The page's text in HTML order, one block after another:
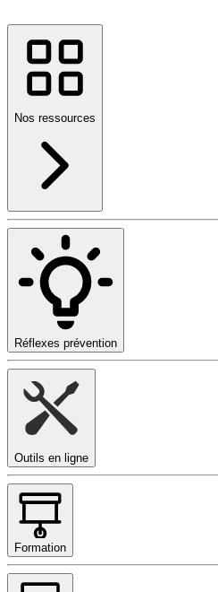
Nos ressources
Réflexes prévention
Outils en ligne
Formation